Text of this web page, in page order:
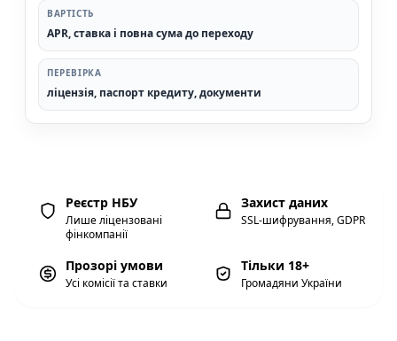
ВАРТІСТЬ
APR, ставка і повна сума до переходу
ПЕРЕВІРКА
ліцензія, паспорт кредиту, документи
Реєстр НБУ
Лише ліцензовані
фінкомпанії
Захист даних
SSL-шифрування, GDPR
Прозорі умови
Усі комісії та ставки
Тільки 18+
Громадяни України